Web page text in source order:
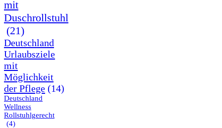
mit
Duschrollstuhl
(21)
Deutschland
Urlaubsziele
mit
Möglichkeit
der Pflege (14)
Deutschland
Wellness
Rollstuhlgerecht
(4)